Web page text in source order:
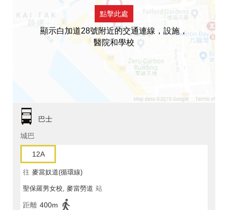
點擊此處
顯示白加道28號附近的交通連線，設施，
醫院和學校
巴士
城巴
12A
往 麥當奴道(循環線)
聖保羅男女校, 麥當勞道 站
距離 400m